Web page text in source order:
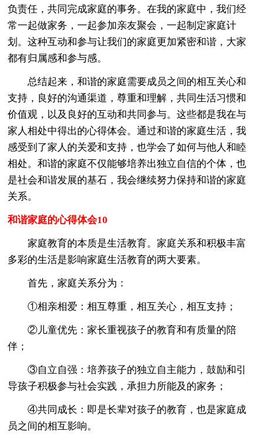
负责任，共同完成家庭的事务。在我的家庭中，我们经
常一起做家务，一起参加亲友聚会，一起制定家庭计
划。这种互动和参与让我们的家庭更加紧密和谐，大家
都有归属感和参与感。
总结起来，和谐的家庭需要成员之间的相互关心和
支持，良好的沟通渠道，尊重和理解，共同生活习惯和
价值观，以及良好的互动和共同参与。这些都是我在与
家人相处中得出的心得体会。通过和谐的家庭生活，我
感受到了家人的关爱和支持，也学会了如何与他人和睦
相处。和谐的家庭不仅能够培养出独立自信的个体，也
是社会和谐发展的基石，我会继续努力保持和谐的家庭
关系。
和谐家庭的心得体会10
家庭教育的本质是生活教育。家庭关系和积极丰富
多彩的生活是影响家庭生活教育的两大要素。
首先，家庭关系分为：
①相亲相爱：相互尊重，相互关心，相互支持；
②儿童优先：家长重视孩子的教育和有质量的陪
伴；
③自立自强：培养孩子的独立自主能力，鼓励和引
导孩子积极参与社会实践，承担力所能及的家务；
④共同成长：即是长辈对孩子的教育，也是家庭成
员之间的相互影响。